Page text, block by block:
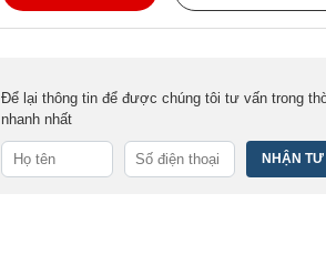
Để lại thông tin để được chúng tôi tư vấn trong
nhanh nhất